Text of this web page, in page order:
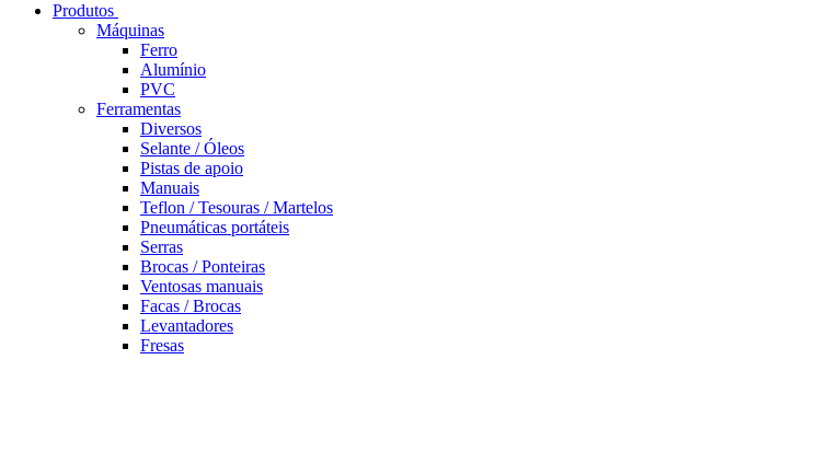
Produtos
Máquinas
Ferro
Alumí­nio
PVC
Ferramentas
Diversos
Selante / Óleos
Pistas de apoio
Manuais
Teflon / Tesouras / Martelos
Pneumáticas portáteis
Serras
Brocas / Ponteiras
Ventosas manuais
Facas / Brocas
Levantadores
Fresas